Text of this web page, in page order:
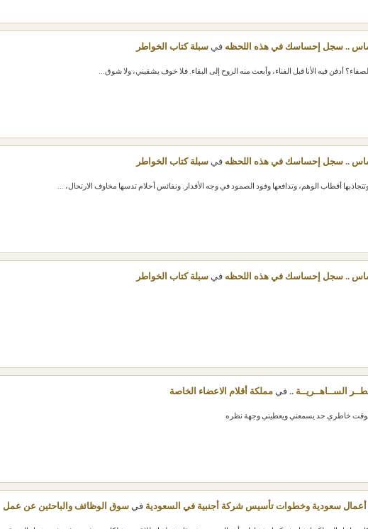
.. سجل إحساسك في هذه اللحظه في سبلة كتاب الخواطر
أدفن فيه الأنا قبل الفناء، وأبعث منه الروح إلى البقاء. فلا خوف يشقيني، ولا شوق...
.. سجل إحساسك في هذه اللحظه في سبلة كتاب الخواطر
أقطاب الوهم، وتدافعها وفود الصمود في وجه الأقدار. ونفائس أحلام تدسها مخاوف الارتحال، ...
.. سجل إحساسك في هذه اللحظه في سبلة كتاب الخواطر
الســاهــريــة .. في مملكة أقلام الاعضاء الخاصة
خاطري حد يسمعني ويعطيني وجهة نظره
سعودية وخطوات تأسيس شركة أجنبية في السعودية في سوق الوظائف والباحثين عن عمل